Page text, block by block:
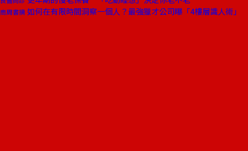
商周書摘 如何在有限時間洞察一個人？最強獵才公司曝「4樓層識人術」